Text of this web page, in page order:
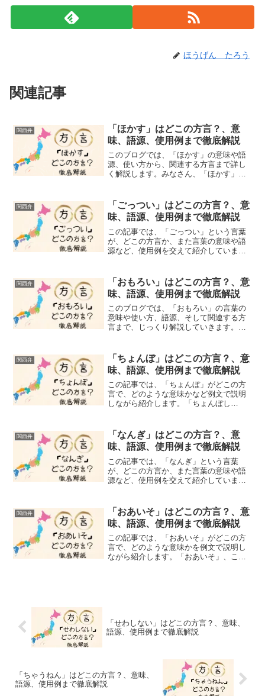
ほうげん たろう
関連記事
関西弁
「ほかす」はどこの方言？、意
味、語源、使用例まで徹底解説
このブログでは、「ほかす」の意味や語
源、使い方から、関連する方言まで詳し
く解説します。みなさん、「ほかす」と
シンプルな言葉に思えますが、実は奥深
い意味と使い方があるんで...
関西弁
「ごっつい」はどこの方言？、意
味、語源、使用例まで徹底解説
この記事では、「ごっつい」という言葉
が、どこの方言か、また言葉の意味や語
源など、使用例を交えて紹介していま
すが、単純に程度が甚だしいことを表す
だけではありません。話し手...
関西弁
「おもろい」はどこの方言？、意
味、語源、使用例まで徹底解説
このブログでは、「おもろい」の言葉の
意味や使い方、語源、そして関連する方
言まで、じっくり解説していきます。み
です。「興味深い」「魅力的だ」「すご
い」といったニュアンスも...
関西弁
「ちょんぼ」はどこの方言？、意
味、語源、使用例まで徹底解説
この記事では、「ちょんぼ」がどこの方
言で、どのような意味かなど例文で説明
しながら紹介します。「ちょんぼし
するこの独特な表現です。「ちょんぼ」
は、失敗やミスを表す関西弁で...
関西弁
「なんぎ」はどこの方言？、意
味、語源、使用例まで徹底解説
この記事では、「なんぎ」という言葉
が、どこの方言か、また言葉の意味や語
源など、使用例を交えて紹介していま
は、「難しい」「大変だ」「困った」と
いう意味を持つ言葉です。関西、...
関西弁
「おあいそ」はどこの方言？、意
味、語源、使用例まで徹底解説
この記事では、「おあいそ」がどこの方
言で、どのような意味かを例文で説明し
ながら紹介します。「おあいそ」、この
「せわしない」はどこの方言？、意味、
語源、使用例まで徹底解説
「ちゃうねん」はどこの方言？、意味、
語源、使用例まで徹底解説